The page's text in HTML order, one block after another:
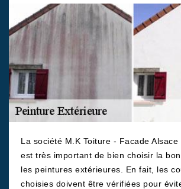
La société M.K Toiture - Facade
est très important de bien choisir la
les peintures extérieures. En fait, les
choisies doivent être vérifiées pour